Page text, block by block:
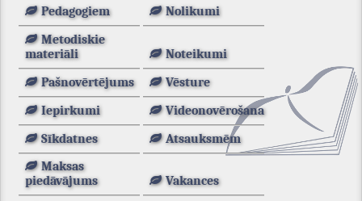
Pedagogiem
Nolikumi
Metodiskie
materiāli
Noteikumi
Pašnovērtējums
Vēsture
Iepirkumi
Videonovērošana
Sīkdatnes
Atsauksmēm
Maksas
piedāvājums
Vakances